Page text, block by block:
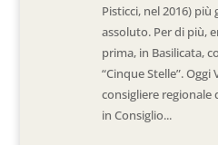
Pisticci, nel 2016) più
assoluto. Per di più,
prima, in Basilicata,
“Cinque Stelle”. Oggi
consigliere regionale
in Consiglio...